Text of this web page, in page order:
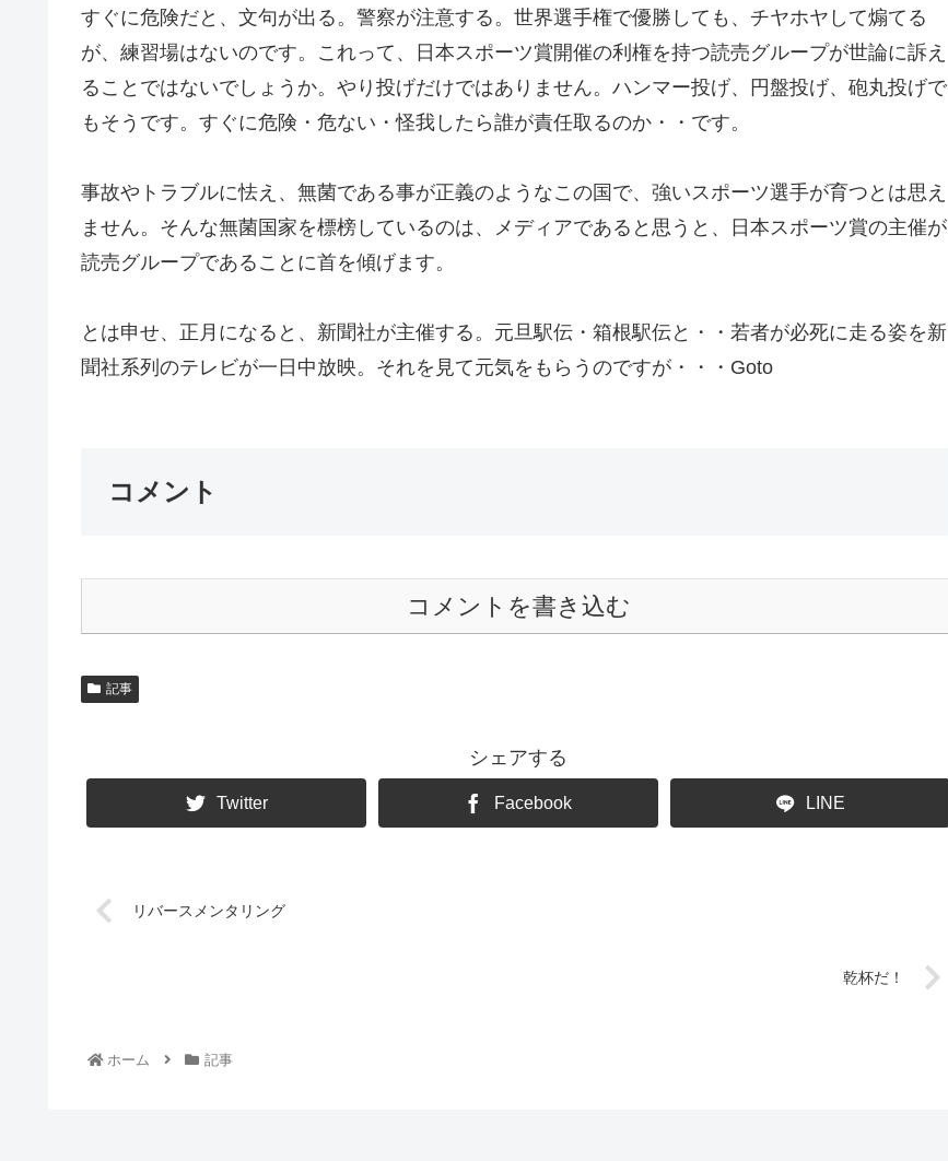
すぐに危険だと、文句が出る。警察が注意する。世界選手権で優勝しても、チヤホヤして煽てる
が、練習場はないのです。これって、日本スポーツ賞開催の利権を持つ読売グループが世論に訴え
ることではないでしょうか。やり投げだけではありません。ハンマー投げ、円盤投げ、砲丸投げで
もそうです。すぐに危険・危ない・怪我したら誰が責任取るのか・・です。
事故やトラブルに怯え、無菌である事が正義のようなこの国で、強いスポーツ選手が育つとは思え
ません。そんな無菌国家を標榜しているのは、メディアであると思うと、日本スポーツ賞の主催が
読売グループであることに首を傾げます。
とは申せ、正月になると、新聞社が主催する。元旦駅伝・箱根駅伝と・・若者が必死に走る姿を新
聞社系列のテレビが一日中放映。それを見て元気をもらうのですが・・・Goto
コメント
コメントを書き込む
記事
シェアする
Twitter Facebook LINE
リバースメンタリング
乾杯だ！
ホーム 記事